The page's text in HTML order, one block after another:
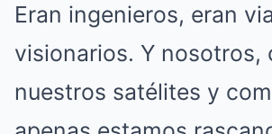
Eran ingenieros, eran
visionarios. Y nosotros,
nuestros satélites y